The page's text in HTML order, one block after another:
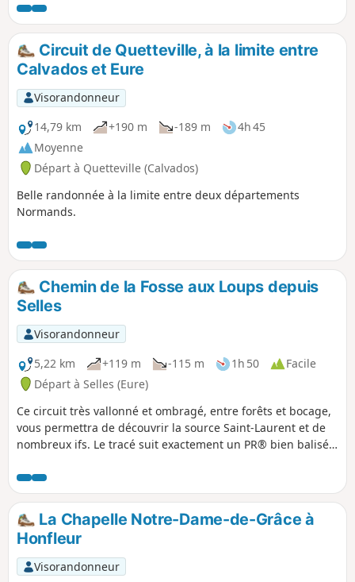
Pont-Audemer. Il offre une jolie balade
en Normandie entre la ville et la
campagne, avec du patrimoine
intéressant et de belles vues. Circuit
non balisé dans son intégralité
(géolocalisation recommandée avec
Visorando) mais s'appuyant en partie
sur le GR® 224 et Chemin des
Résistants balisé jaune
Circuit de Quetteville, à la limite entre
Calvados et Eure
Visorandonneur
14,79 km
+190 m -189 m
4h 45
Moyenne
Départ à Quetteville (Calvados)
Belle randonnée à la limite entre deux départements
Normands.
Chemin de la Fosse aux Loups depuis
Selles
Visorandonneur
5,22 km
+119 m -115 m 1h 50
Facile
Départ à Selles (Eure)
Ce circuit très vallonné et ombragé, entre forêts et bocage,
vous permettra de découvrir la source Saint-Laurent et de
nombreux ifs. Le tracé suit exactement un PR® bien balisé
La Chapelle Notre-Dame-de-Grâce à
Honfleur
Visorandonneur